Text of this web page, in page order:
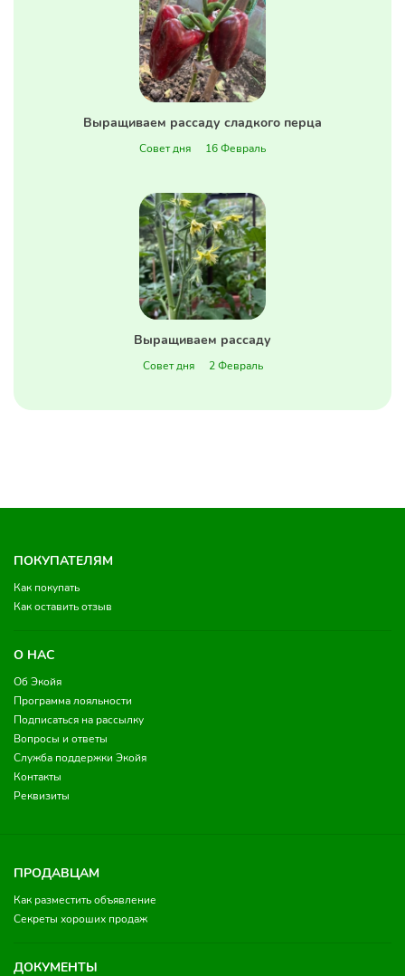
Выращиваем рассаду сладкого перца
Совет дня 16 Февраль
Выращиваем рассаду
Совет дня 2 Февраль
ПОКУПАТЕЛЯМ
Как покупать
Как оставить отзыв
О НАС
Об Экойя
Программа лояльности
Подписаться на рассылку
Вопросы и ответы
Служба поддержки Экойя
Контакты
Реквизиты
ПРОДАВЦАМ
Как разместить объявление
Секреты хороших продаж
ДОКУМЕНТЫ